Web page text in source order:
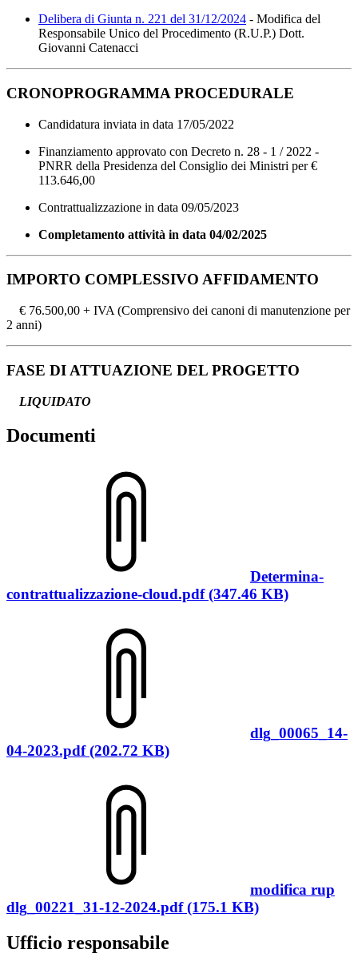
Delibera di Giunta n. 221 del 31/12/2024 - Modifica del
Responsabile Unico del Procedimento (R.U.P.) Dott.
Giovanni Catenacci
CRONOPROGRAMMA PROCEDURALE
Candidatura inviata in data 17/05/2022
Finanziamento approvato con Decreto n. 28 - 1 / 2022 -
PNRR della Presidenza del Consiglio dei Ministri per €
113.646,00
Contrattualizzazione in data 09/05/2023
Completamento attività in data 04/02/2025
IMPORTO COMPLESSIVO AFFIDAMENTO
€ 76.500,00 + IVA (Comprensivo dei canoni di manutenzione per
2 anni)
FASE DI ATTUAZIONE DEL PROGETTO
LIQUIDATO
Documenti
Determina-
contrattualizzazione-cloud.pdf (347.46 KB)
dlg_00065_14-
04-2023.pdf (202.72 KB)
modifica rup
dlg_00221_31-12-2024.pdf (175.1 KB)
Ufficio responsabile